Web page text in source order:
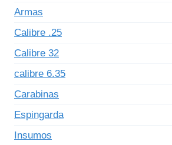
Armas
Calibre .25
Calibre 32
calibre 6.35
Carabinas
Espingarda
Insumos